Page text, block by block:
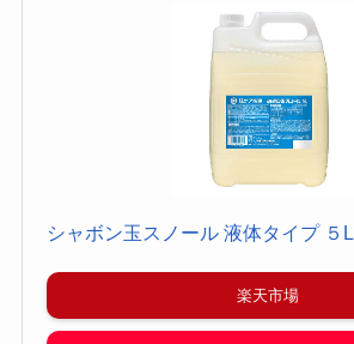
シャボン玉スノール 液体タイプ ５L
楽天市場